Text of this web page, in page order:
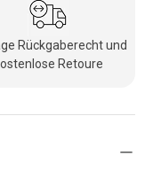
Rückgaberecht und
Retoure